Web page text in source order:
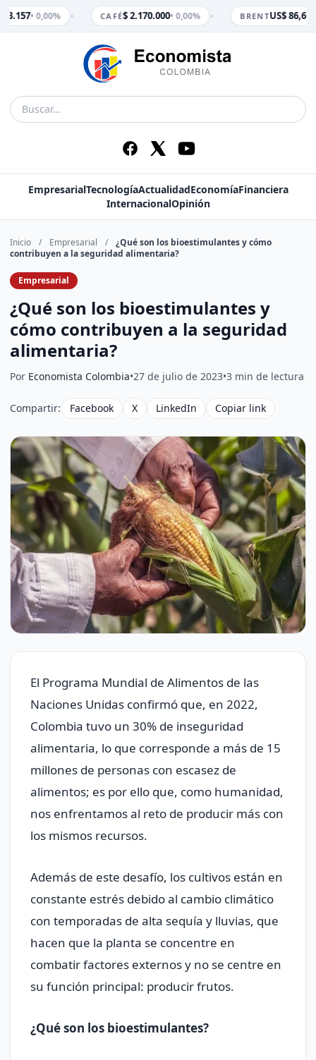
3.157• 0,00% CAFÉ$ 2.170.000• 0,00% BRENTUS$ 86,65
EmpresarialTecnologíaActualidadEconomíaFinanciera
InternacionalOpinión
Inicio / Empresarial /
¿Qué son los bioestimulantes y cómo
contribuyen a la seguridad alimentaria?
Empresarial
¿Qué son los bioestimulantes y
cómo contribuyen a la seguridad
alimentaria?
Por Economista Colombia•27 de julio de 2023•3 min de lectura
Compartir: Facebook X LinkedIn Copiar link
El Programa Mundial de Alimentos de las
Naciones Unidas confirmó que, en 2022,
Colombia tuvo un 30% de inseguridad
alimentaria, lo que corresponde a más de 15
millones de personas con escasez de
alimentos; es por ello que, como humanidad,
nos enfrentamos al reto de producir más con
los mismos recursos.
Además de este desafío, los cultivos están en
constante estrés debido al cambio climático
con temporadas de alta sequía y lluvias, que
hacen que la planta se concentre en
combatir factores externos y no se centre en
su función principal: producir frutos.
¿Qué son los bioestimulantes?